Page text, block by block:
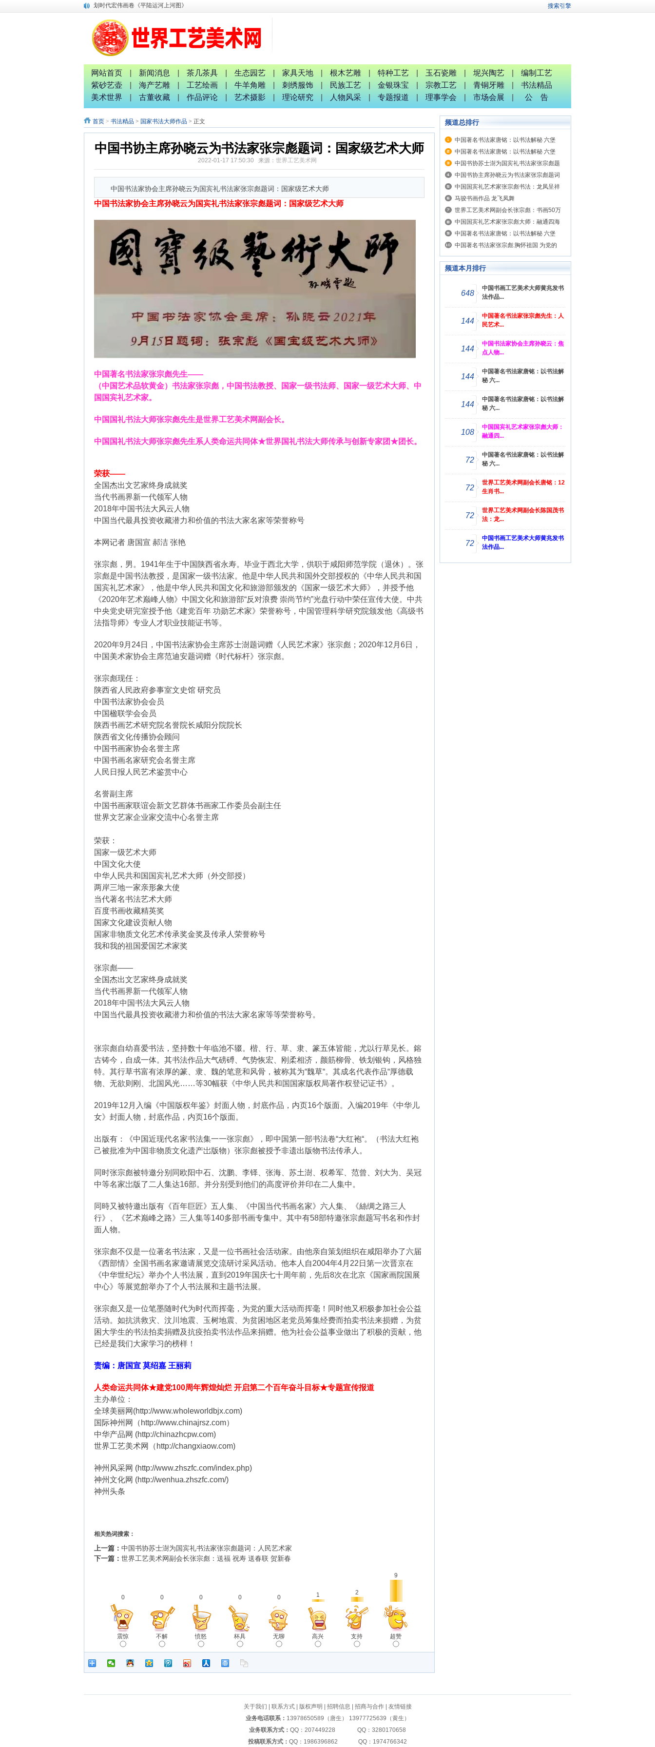
划时代宏伟画卷《平陆运河上河图》
唐国宣 谢伟良等出席八桂孔雀宴开业盛典活动
唐国宣采访中华唐氏宗亲广西分会副秘书长唐金军
融水梦呜苗寨十九坡会震撼天地 苗族服装服饰靓人间
中国专家评审团主席唐国宣采访桂林人大代表曹玉生并合影
南宁市委统战部副部长、市工商联党组书记张献辉谆谆教诲
2026广西红色诗词歌舞文艺联欢晚会新闻发布会暨启动仪式
广西非物质文化遗产研究院院长唐正柱致辞
搜索引擎
网站首页 新闻消息 茶几茶具 生态园艺 家具天地 根木艺雕 特种工艺 玉石瓷雕 坭兴陶艺
编制工艺
紫砂艺壶
海产艺雕 工艺绘画 牛羊角雕 刺绣服饰 民族工艺 金银珠宝 宗教工艺 青铜牙雕
书法精品
美术世界
古董收藏 作品评论 艺术摄影 理论研究 人物风采 专题报道 理事学会 市场会展 公 告
首页 > 书法精品 > 国家书法大师作品 > 正文
中国书协主席孙晓云为书法家张宗彪题词：国家级艺术大师
2022-01-17 17:50:30 来源： 世界工艺美术网
中国书法家协会主席孙晓云为国宾礼书法家张宗彪题词：国家级艺术大师
中国书法家协会主席孙晓云为国宾礼书法家张宗彪题词：国家级艺术大师
中国著名书法家张宗彪先生——
（中国艺术品软黄金）书法家张宗彪，中国书法教授、国家一级书法师、国家一级艺术大师、中
国国宾礼艺术家。
中国国礼书法大师张宗彪先生是世界工艺美术网副会长。
中国国礼书法大师张宗彪先生系人类命运共同体★世界国礼书法大师传承与创新专家团★团长。
荣获——
全国杰出文艺家终身成就奖
当代书画界新一代领军人物
2018年中国书法大风云人物
中国当代最具投资收藏潜力和价值的书法大家名家等荣誉称号
本网记者 唐国宣 郝洁 张艳
张宗彪，男。1941年生于中国陕西省永寿。毕业于西北大学，供职于咸阳师范学院（退休）。张
宗彪是中国书法教授，是国家一级书法家。他是中华人民共和国外交部授权的《中华人民共和国
国宾礼艺术家》，他是中华人民共和国文化和旅游部颁发的《国家一级艺术大师》，并授予他
《2020年艺术巅峰人物》中国文化和旅游部“反对浪费 崇尚节约”光盘行动中荣任宣传大使。中共
中央党史研完室授予他《建党百年 功勋艺术家》荣誉称号，中国管理科学研究院颁发他《高级书
法指导师》专业人才职业技能证书等。
2020年9月24日，中国书法家协会主席苏士澍题词赠《人民艺术家》张宗彪；2020年12月6日，
中国美术家协会主席范迪安题词赠《时代标杆》张宗彪。
张宗彪现任：
陕西省人民政府参事室文史馆 研究员
中国书法家协会会员
中国楹联学会会员
陕西书画艺术研究院名誉院长咸阳分院院长
陕西省文化传播协会顾问
中国书画家协会名誉主席
中国书画名家研究会名誉主席
人民日报人民艺术鉴赏中心
名誉副主席
中国书画家联谊会新文艺群体书画家工作委员会副主任
世界文艺家企业家交流中心名誉主席
荣获：
国家一级艺术大师
中国文化大使
中华人民共和国国宾礼艺术大师（外交部授）
两岸三地一家亲形象大使
当代著名书法艺术大师
百度书画收藏精英奖
国家文化建设贡献人物
国家非物质文化艺术传承奖金奖及传承人荣誉称号
我和我的祖国爱国艺术家奖
张宗彪——
全国杰出文艺家终身成就奖
当代书画界新一代领军人物
2018年中国书法大风云人物
中国当代最具投资收藏潜力和价值的书法大家名家等等荣誉称号。
张宗彪自幼喜爱书法，坚持数十年临池不辍。楷、行、草、隶、篆五体皆能，尤以行草见长。鎔
古铸今，自成一体。其书法作品大气磅磗、气势恢宏、刚柔相济，颜筋柳骨、铁划银钩，风格独
特。其行草书富有浓厚的篆、隶、魏的笔意和风骨，被称其为“魏草“。其成名代表作品“厚德载
物、无欲则刚、北国风光……等30幅获《中华人民共和国国家版权局著作权登记证书》。
2019年12月入编《中国版权年鉴》封面人物，封底作品，内页16个版面。入编2019年《中华儿
女》封面人物，封底作品，内页16个版面。
出版有：《中国近现代名家书法集一一张宗彪》，即中国第一部书法卷“大红袍“。（书法大红袍
己被批准为中国非物质文化遗产岀版物）张宗彪被授予非遗出版物书法传承人。
同时张宗彪被特邀分别同欧阳中石、沈鹏、李铎、张海、苏土澍、权希军、范曾、刘大为、吴冠
中等名家岀版了二人集达16部。并分别受到他们的高度评价并印在二人集中。
同時又被特邀出版有《百年巨匠》五人集、《中国当代书画名家》六人集、《絲绸之路三人
行》、《艺术巅峰之路》三人集等140多部书画专集中。其中有58部特邀张宗彪题写书名和作封
面人物。
张宗彪不仅是一位著名书法家，又是一位书画社会活动家。由他亲自策划组织在咸阳举办了六届
《西部情》全国书画名家邀请展览交流研讨采风活动。他本人自2004年4月22日第一次晋京在
《中华世纪坛》举办个人书法展，直到2019年国庆七十周年前，先后8次在北京《国家画院国展
中心》等展览館举办了个人书法展和主题书法展。
张宗彪又是一位笔墨随时代为时代而挥毫，为党的重大活动而挥毫！同时他又积极参加社会公益
活动。如抗洪救灾、汶川地震、玉树地震、为贫困地区老党员筹集经费而拍卖书法来损赠，为贫
困大学生的书法拍卖捐赠及抗疫拍卖书法作品来捐赠。他为社会公益事业做出了积极的贡献，他
已经是我们大家学习的榜样！
责编：唐国宣 莫绍嘉 王丽莉
人类命运共同体★建党100周年辉煌灿烂 开启第二个百年奋斗目标★专题宣传报道
主办单位：
全球美丽网(http://www.wholeworldbjx.com)
国际神州网（http://www.chinajrsz.com）
中华产品网 (http://chinazhcpw.com)
世界工艺美术网（http://changxiaow.com)
神州风采网 (http://www.zhszfc.com/index.php)
神州文化网 (http://wenhua.zhszfc.com/)
神州头条
相关热词搜索：
上一篇： 中国书协苏士澍为国宾礼书法家张宗彪题词：人民艺术家
下一篇： 世界工艺美术网副会长张宗彪：送福 祝寿 送春联 贺新春
0
震惊
0
不解
0
愤怒
0
杯具
0
无聊
1
高兴
2
支持
9
超赞
频道总排行
中国著名书法家唐铭：以书法解秘 六堡
中国著名书法家唐铭：以书法解秘 六堡
中国书协苏士澍为国宾礼书法家张宗彪题
中国书协主席孙晓云为书法家张宗彪题词
中国国宾礼艺术家张宗彪书法：龙凤呈祥
马骏书画作品 龙飞凤舞
世界工艺美术网副会长张宗彪：书画50万
中国国宾礼艺术家张宗彪大师：融通四海
中国著名书法家唐铭：以书法解秘 六堡
中国著名书法家张宗彪:胸怀祖国 为党的
频道本月排行
648
中国书画工艺美术大师黄兆发书
法作品...
144
中国著名书法家张宗彪先生：人
民艺术...
144
中国书法家协会主席孙晓云：焦
点人物...
144
中国著名书法家唐铭：以书法解
秘 六...
144
中国著名书法家唐铭：以书法解
秘 六...
108
中国国宾礼艺术家张宗彪大师：
融通四...
72
中国著名书法家唐铭：以书法解
秘 六...
72
世界工艺美术网副会长唐铭：12
生肖书...
72
世界工艺美术网副会长陈国茂书
法：龙...
72
中国书画工艺美术大师黄兆发书
法作品...
关于我们 联系方式| 版权声明 招聘信息 招商与合作| 友情链接
业务电话联系： 13978650589（唐生） 13977725639（黄生）
业务联系方式： QQ：207449228 QQ：3280170658
投稿联系方式： QQ：1986396862 QQ：1974766342